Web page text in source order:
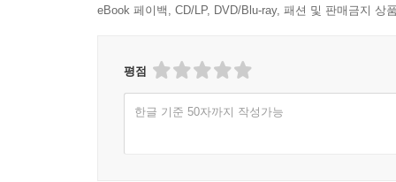
eBook 페이백, CD/LP, DVD/Blu-ray, 패션 및 판매금지 상
평점
한글 기준 50자까지 작성가능